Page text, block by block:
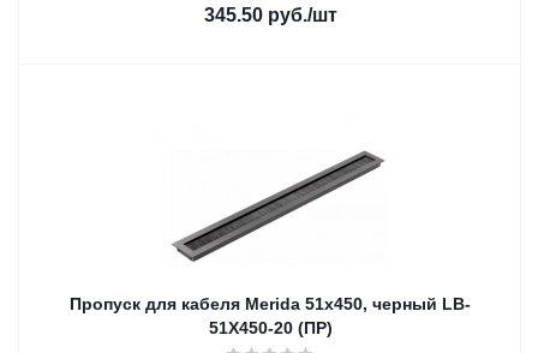
345.50руб./шт
Пропуск для кабеля Merida 51x450, черный LB-
51X450-20 (ПР)